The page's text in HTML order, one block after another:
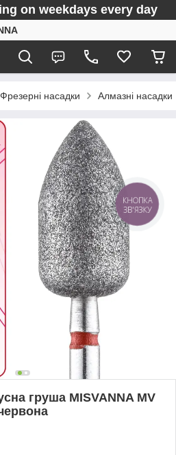
on weekdays every day
Фрезерні насадки Алмазні насадки
груша MISVANNA MV
КНОПКА
ЗВ'ЯЗКУ